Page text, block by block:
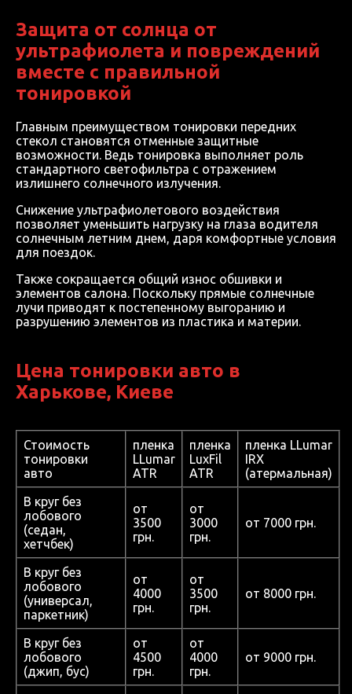
Защита от солнца от
ультрафиолета и повреждений
вместе с правильной
тонировкой
Главным преимуществом тонировки передних
стекол становятся отменные защитные
возможности. Ведь тонировка выполняет роль
стандартного светофильтра с отражением
излишнего солнечного излучения.
Снижение ультрафиолетового воздействия
позволяет уменьшить нагрузку на глаза водителя
солнечным летним днем, даря комфортные условия
для поездок.
Также сокращается общий износ обшивки и
элементов салона. Поскольку прямые солнечные
лучи приводят к постепенному выгоранию и
разрушению элементов из пластика и материи.
Цена тонировки авто в
Харькове, Киеве
Стоимость
тонировки
авто
пленка
LLumar
ATR
пленка
LuxFil
ATR
пленка LLumar
IRX
(атермальная)
В круг без
лобового
(седан,
хетчбек)
от
3500
грн.
от
3000
грн.
от 7000 грн.
В круг без
лобового
(универсал,
паркетник)
от
4000
грн.
от
3500
грн.
от 8000 грн.
В круг без
лобового
(джип, бус)
от
4500
грн.
от
4000
грн.
от 9000 грн.